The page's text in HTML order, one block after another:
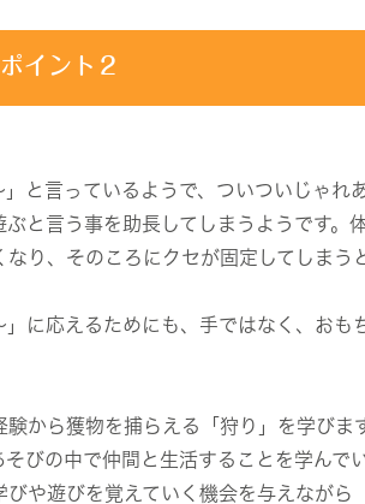
イント２
と言っているようで、ついついじゃれ
と言う事を助長してしまうようです。
なり、そのころにクセが固定してしま
」に応えるためにも、手ではなく、おも
験から獲物を捕らえる「狩り」を学びま
びの中で仲間と生活することを学んで
びや遊びを覚えていく機会を与えながら